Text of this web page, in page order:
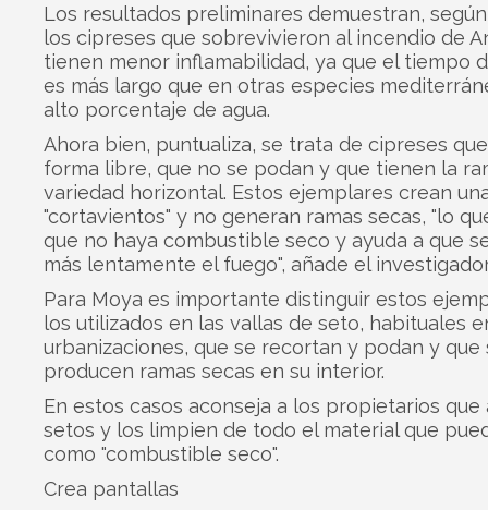
Los resultados preliminares demuestran,
los cipreses que sobrevivieron al incendio de
tienen menor inflamabilidad, ya que el tiempo
es más largo que en otras especies
alto porcentaje de agua.
Ahora bien, puntualiza, se trata de cipreses
forma libre, que no se podan y que tienen la
variedad horizontal. Estos ejemplares crean
"cortavientos" y no generan ramas secas, "lo
que no haya combustible seco y ayuda a que
más lentamente el fuego", añade el
Para Moya es importante distinguir estos
los utilizados en las vallas de seto, habituales
urbanizaciones, que se recortan y podan y que
producen ramas secas en su interior.
En estos casos aconseja a los propietarios que
setos y los limpien de todo el material que
como "combustible seco".
Crea pantallas